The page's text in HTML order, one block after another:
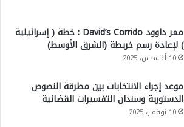
ممر داوود David’s Corrido : خطة ( إسرائيلية
) لإعادة رسم خريطة (الشرق الأوسط)
10 أغسطس، 2025
موعد إجراء الانتخابات بين مطرقة النصوص
الدستورية وسندان التفسيرات القضائية
10 نوفمبر، 2025